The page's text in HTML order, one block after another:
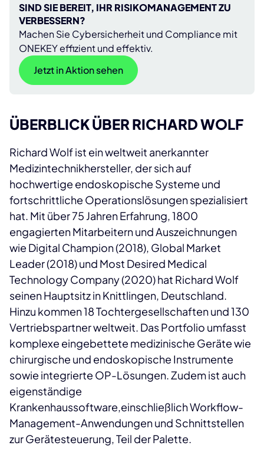
SIND SIE BEREIT, IHR RISIKOMANAGEMENT ZU
VERBESSERN?
Machen Sie Cybersicherheit und Compliance mit
ONEKEY effizient und effektiv.
Jetzt in Aktion sehen
ÜBERBLICK ÜBER RICHARD WOLF
Richard Wolf ist ein weltweit anerkannter
Medizintechnikhersteller, der sich auf
hochwertige endoskopische Systeme und
fortschrittliche Operationslösungen spezialisiert
hat. Mit über 75 Jahren Erfahrung, 1800
engagierten Mitarbeitern und Auszeichnungen
wie Digital Champion (2018), Global Market
Leader (2018) und Most Desired Medical
Technology Company (2020) hat Richard Wolf
seinen Hauptsitz in Knittlingen, Deutschland.
Hinzu kommen 18 Tochtergesellschaften und 130
Vertriebspartner weltweit. Das Portfolio umfasst
komplexe eingebettete medizinische Geräte wie
chirurgische und endoskopische Instrumente
sowie integrierte OP-Lösungen. Zudem ist auch
eigenständige
Krankenhaussoftware,einschließlich Workflow-
Management-Anwendungen und Schnittstellen
zur Gerätesteuerung, Teil der Palette.